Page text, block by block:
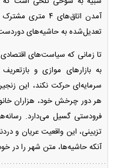
آمدن اتاق‌های ۴
تعدیل‌شده به حاشیه‌های
تا زمانی که سیاست‌های
به بازار‌های موازی و
سرمایه‌ای حرکت نکند، این
هر دور چرخش خود، هزاران
فرودستی گسیل می‌دارد.
تزیینی، این واقعیت عریان و
آنکه حاشیه‌ها، متن شهر را در